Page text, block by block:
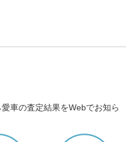
車の査定結果をWebでお知ら